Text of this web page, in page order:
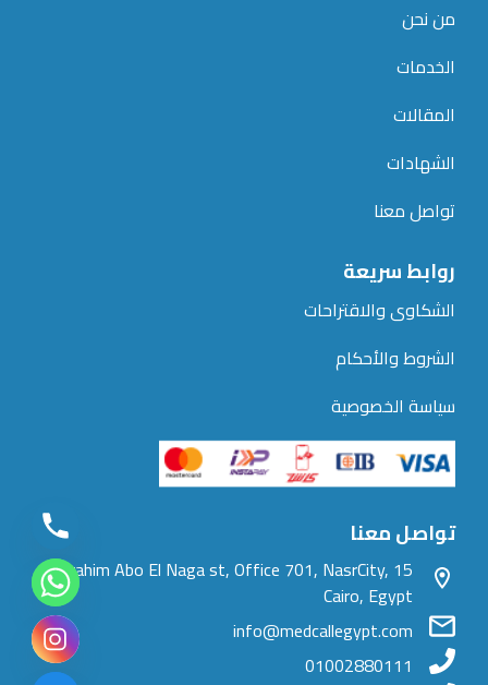
من نحن
الخدمات
المقالات
الشهادات
تواصل معنا
روابط سريعة
الشكاوى والاقتراحات
الشروط والأحكام
سياسة الخصوصية
تواصل معنا
15 Ibrahim Abo El Naga st, Office 701, NasrCity,
Cairo, Egypt
info@medcallegypt.com
01002880111